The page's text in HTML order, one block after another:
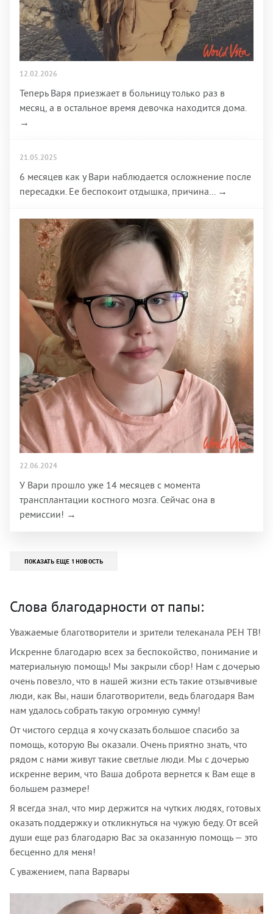
12.02.2026
Теперь Варя приезжает в больницу только раз в
месяц, а в остальное время девочка находится дома.
→
21.05.2025
6 месяцев как у Вари наблюдается осложнение после
пересадки. Ее беспокоит отдышка, причина... →
22.06.2024
У Вари прошло уже 14 месяцев с момента
трансплантации костного мозга. Сейчас она в
ремиссии! →
ПОКАЗАТЬ ЕЩЕ 1 НОВОСТЬ
Слова благодарности от папы:
Уважаемые благотворители и зрители телеканала РЕН ТВ!
Искренне благодарю всех за беспокойство, понимание и
материальную помощь! Мы закрыли сбор! Нам с дочерью
очень повезло, что в нашей жизни есть такие отзывчивые
люди, как Вы, наши благотворители, ведь благодаря Вам
нам удалось собрать такую огромную сумму!
От чистого сердца я хочу сказать большое спасибо за
помощь, которую Вы оказали. Очень приятно знать, что
рядом с нами живут такие светлые люди. Мы с дочерью
искренне верим, что Ваша доброта вернется к Вам еще в
большем размере!
Я всегда знал, что мир держится на чутких людях, готовых
оказать поддержку и откликнуться на чужую беду. От всей
души еще раз благодарю Вас за оказанную помощь — это
бесценно для меня!
С уважением, папа Варвары